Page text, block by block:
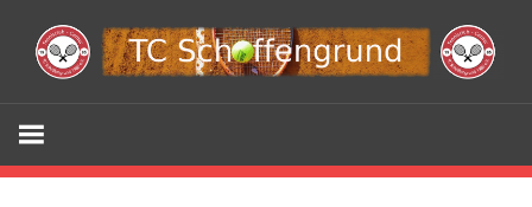
Inhalt
springen
TC